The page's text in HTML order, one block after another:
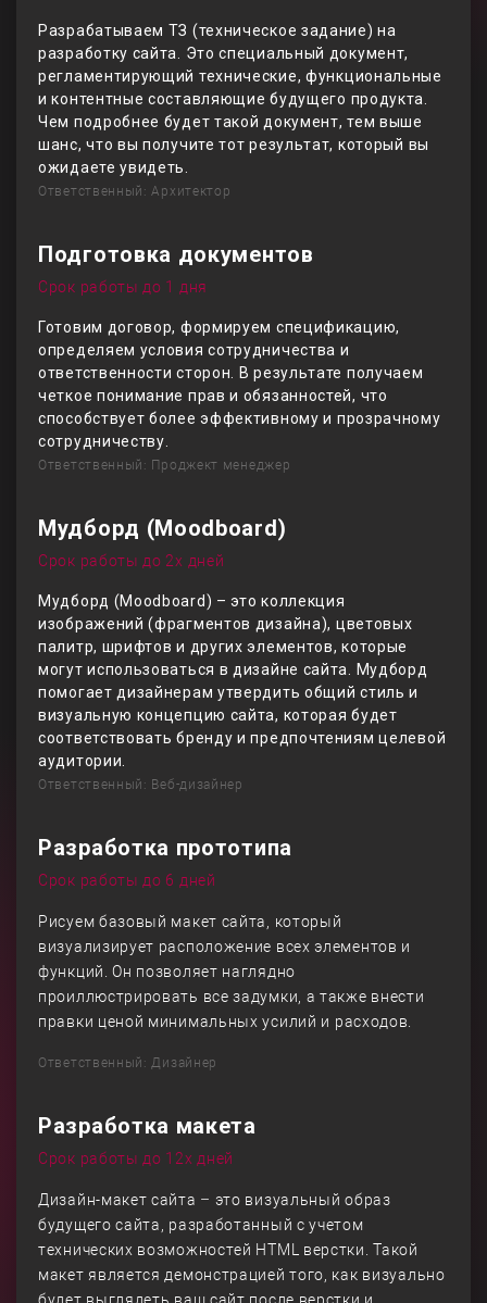
Разрабатываем ТЗ (техническое задание) на
разработку сайта. Это специальный документ,
регламентирующий технические, функциональные
и контентные составляющие будущего продукта.
Чем подробнее будет такой документ, тем выше
шанс, что вы получите тот результат, который вы
ожидаете увидеть.
Ответственный: Архитектор
Подготовка документов
Срок работы до 1 дня
Готовим договор, формируем спецификацию,
определяем условия сотрудничества и
ответственности сторон. В результате получаем
четкое понимание прав и обязанностей, что
способствует более эффективному и прозрачному
сотрудничеству.
Ответственный: Проджект менеджер
Мудборд (Moodboard)
Срок работы до 2х дней
Мудборд (Moodboard) – это коллекция
изображений (фрагментов дизайна), цветовых
палитр, шрифтов и других элементов, которые
могут использоваться в дизайне сайта. Мудборд
помогает дизайнерам утвердить общий стиль и
визуальную концепцию сайта, которая будет
соответствовать бренду и предпочтениям целевой
аудитории.
Ответственный: Веб-дизайнер
Разработка прототипа
Срок работы до 6 дней
Рисуем базовый макет сайта, который
визуализирует расположение всех элементов и
функций. Он позволяет наглядно
проиллюстрировать все задумки, а также внести
правки ценой минимальных усилий и расходов.
Ответственный: Дизайнер
Разработка макета
Срок работы до 12х дней
Дизайн-макет сайта – это визуальный образ
будущего сайта, разработанный с учетом
технических возможностей HTML верстки. Такой
макет является демонстрацией того, как визуально